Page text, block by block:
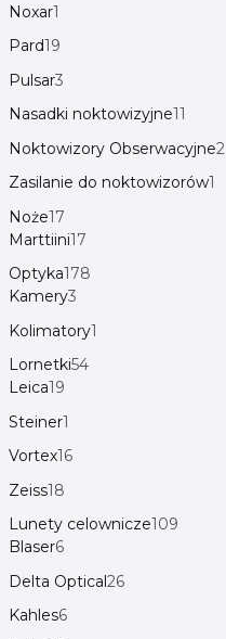
Noxar1
Pard19
Pulsar3
Nasadki noktowizyjne11
Noktowizory Obserwacyjne2
Zasilanie do noktowizorów1
Noże17
Marttiini17
Optyka178
Kamery3
Kolimatory1
Lornetki54
Leica19
Steiner1
Vortex16
Zeiss18
Lunety celownicze109
Blaser6
Delta Optical26
Kahles6